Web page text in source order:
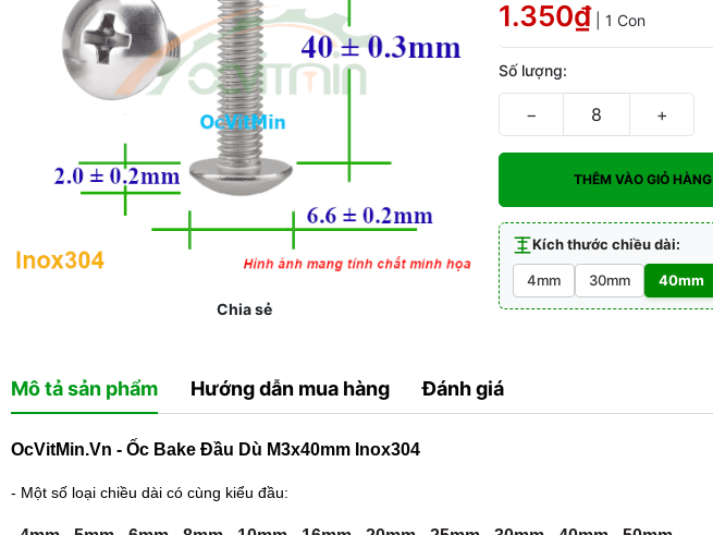
Chia sẻ
1.350₫ | 1 Con
Số lượng:
− +
THÊM VÀO GIỎ HÀNG
Kích thước chiều dài:
4mm 30mm 40mm
Mô tả sản phẩm Hướng dẫn mua hàng Đánh giá
OcVitMin.Vn - Ốc Bake Đầu Dù M3x40mm Inox304
- Một số loại chiều dài có cùng kiểu đầu: